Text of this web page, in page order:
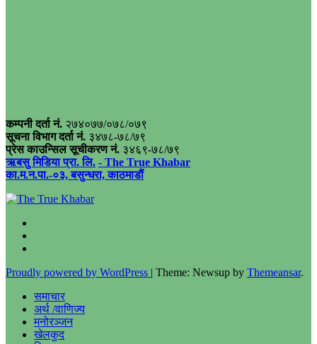
कम्पनी दर्ता नं. २७४०७७/०७८/०७९
सूचना विभाग दर्ता नं. ३४७८-७८/७९
प्रेस काउन्सिल सूचीकरण नं. ३४६९-७८/७९
ऋबसु मिडिया प्रा. लि. - The True Khabar
का.म.न.पा.-०३, बसुन्धरा, काठमाडौं
Proudly powered by WordPress | Theme: Newsup by Themeansar.
समाचार
अर्थ /वाणिज्य
मनोरञ्जन
खेलकुद